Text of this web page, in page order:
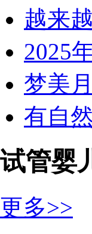
越来
2025
梦美
有自
试管婴
更多>>